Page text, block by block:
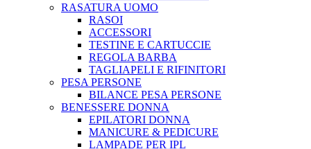
RASATURA UOMO
RASOI
ACCESSORI
TESTINE E CARTUCCIE
REGOLA BARBA
TAGLIAPELI E RIFINITORI
PESA PERSONE
BILANCE PESA PERSONE
BENESSERE DONNA
EPILATORI DONNA
MANICURE & PEDICURE
LAMPADE PER IPL